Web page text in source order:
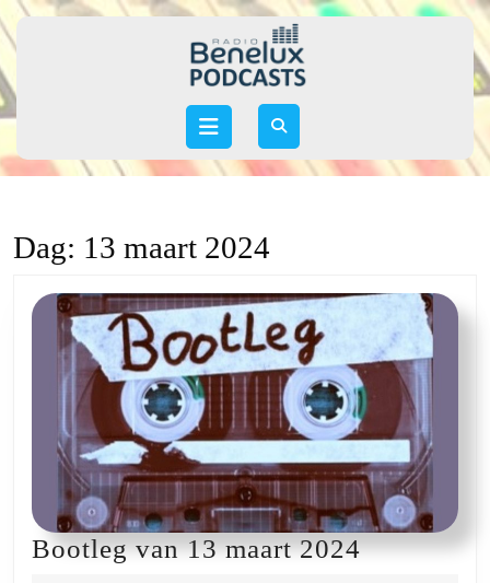
Skip
to
Open
Dag: 13 maart 2024
Bootleg van 13 maart 2024Bootleg